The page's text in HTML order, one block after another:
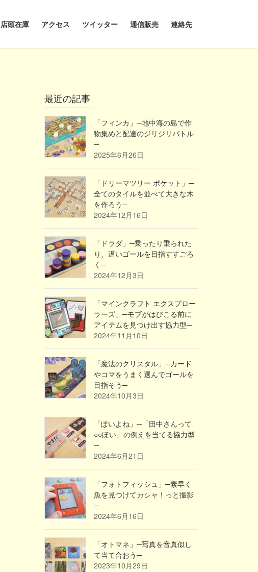
店頭在庫 アクセス ツイッター 通信販売 連絡先
最近の記事
「フィンカ」─地中海の島で作
物集めと配達のジリジリバトル
─
2025年6月26日
「ドリーマツリー ポケット」─
全てのタイルを並べて大きな木
を作ろう─
2024年12月16日
「ドラダ」─乗ったり乗られた
り、遅いゴールを目指すすごろ
く─
2024年12月3日
「マインクラフト エクスプロー
ラーズ」─モブがはびこる前に
アイテムを見つけ出す協力型─
2024年11月10日
「魔法のクリスタル」─カード
やコマをうまく選んでゴールを
目指そう─
2024年10月3日
「ぽいよね」─「田中さんって
○○ぽい」の例えを当てる協力型
─
2024年6月21日
「フォトフィッシュ」─素早く
魚を見つけてカシャ！っと撮影
─
2024年6月16日
「オトマネ」─写真を音真似し
て当て合おう─
2023年10月29日